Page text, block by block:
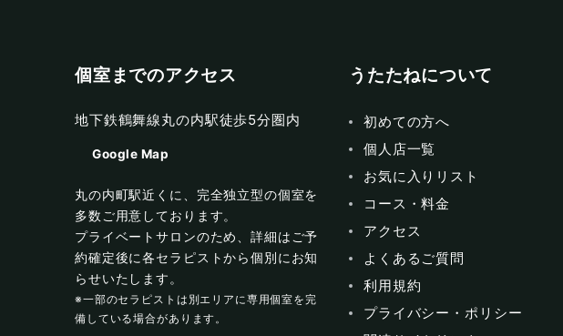
個室までのアクセス
地下鉄鶴舞線丸の内駅徒歩5分圏内
Google Map
丸の内町駅近くに、完全独立型の個室を
多数ご用意しております。
プライベートサロンのため、詳細はご予
約確定後に各セラピストから個別にお知
らせいたします。
※一部のセラピストは別エリアに専用個室を完
備している場合があります。
うたたねについて
初めての方へ
個人店一覧
お気に入りリスト
コース・料金
アクセス
よくあるご質問
利用規約
プライバシー・ポリシー